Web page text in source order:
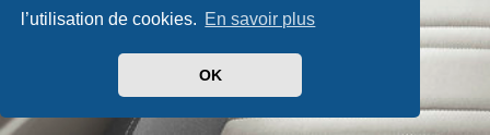
l’utilisation de cookies. En savoir plus
OK